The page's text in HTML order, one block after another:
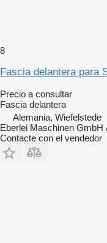
8
Fascia delantera para
Precio a consultar
Fascia delantera
Alemania, Wiefelstede
Eberlei Maschinen GmbH
Contacte con el vendedor